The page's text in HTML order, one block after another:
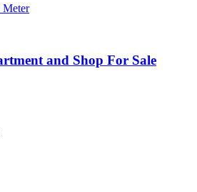
Meter
and Shop For Sale